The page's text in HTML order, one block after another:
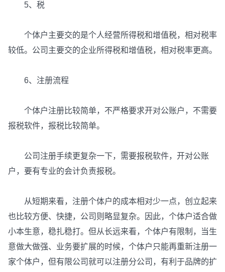
5、税
个体户主要交的是个人经营所得税和增值税，相对税率
较低。公司主要交的企业所得税和增值税，相对税率更高。
6、注册流程
个体户注册比较简单，不严格要求开对公账户，不需要
报税软件，报税比较简单。
公司注册手续更复杂一下，需要报税软件，开对公账
户，要有专业的会计负责报税。
从短期来看，注册个体户的成本相对少一点，创立起来
也比较方便、快捷，公司则略显复杂。因此，个体户适合做
小本生意，稳扎稳打。但从长远来看，个体户有限制，当生
意做大做强、业务要扩展的时候，个体户只能再重新注册一
家个体户，但有限公司就可以注册分公司，有利于品牌的扩